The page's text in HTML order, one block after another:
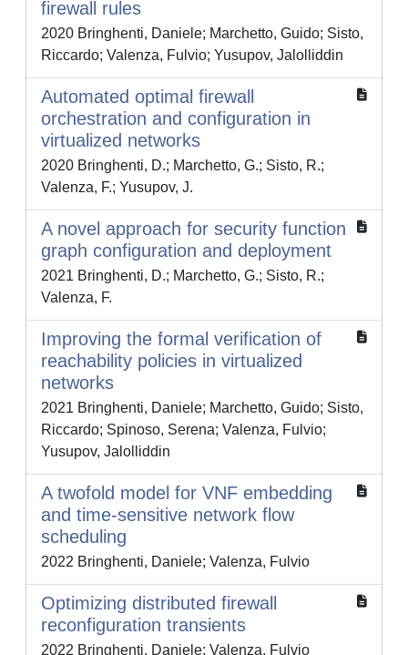
firewall rules
2020 Bringhenti, Daniele; Marchetto, Guido; Sisto,
Riccardo; Valenza, Fulvio; Yusupov, Jalolliddin
Automated optimal firewall
orchestration and configuration in
virtualized networks
2020 Bringhenti, D.; Marchetto, G.; Sisto, R.;
Valenza, F.; Yusupov, J.
A novel approach for security function
graph configuration and deployment
2021 Bringhenti, D.; Marchetto, G.; Sisto, R.;
Valenza, F.
Improving the formal verification of
reachability policies in virtualized
networks
2021 Bringhenti, Daniele; Marchetto, Guido; Sisto,
Riccardo; Spinoso, Serena; Valenza, Fulvio;
Yusupov, Jalolliddin
A twofold model for VNF embedding
and time-sensitive network flow
scheduling
2022 Bringhenti, Daniele; Valenza, Fulvio
Optimizing distributed firewall
reconfiguration transients
2022 Bringhenti, Daniele; Valenza, Fulvio